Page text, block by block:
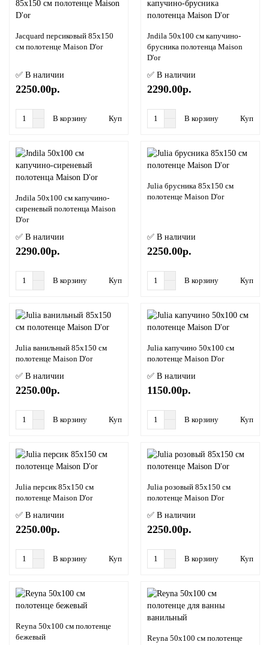
Jacquard персиковый 85x150
см полотенце Maison D'or
✅ В наличии
2250.00р.
В корзину Купить в 1 клик
Jndila 50x100 см капучино-
брусника полотенца Maison
D'or
✅ В наличии
2290.00р.
В корзину Купить
Jndila 50x100 см капучино-
сиреневый полотенца Maison
D'or
✅ В наличии
2290.00р.
В корзину Купить в 1 клик
Julia брусника 85х150 см
полотенце Maison D'or
✅ В наличии
2250.00р.
В корзину Купить
Julia ванильный 85х150 см
полотенце Maison D'or
✅ В наличии
2250.00р.
В корзину Купить в 1 клик
Julia капучино 50х100 см
полотенце Maison D'or
✅ В наличии
1150.00р.
В корзину Купить
Julia персик 85х150 см
полотенце Maison D'or
✅ В наличии
2250.00р.
В корзину Купить в 1 клик
Julia розовый 85х150 см
полотенце Maison D'or
✅ В наличии
2250.00р.
В корзину Купить
Reyna 50х100 см полотенце
бежевый
Reyna 50х100 см полотенце